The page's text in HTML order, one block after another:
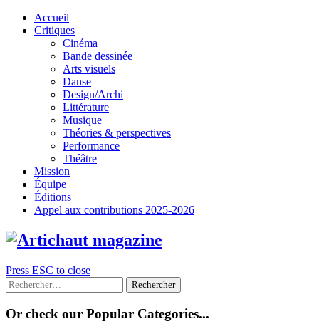
Skip
Accueil
Critiques
Cinéma
Bande dessinée
Arts visuels
Danse
Design/Archi
Littérature
Musique
Théories & perspectives
Performance
Théâtre
Mission
Équipe
Éditions
Appel aux contributions 2025-2026
Press ESC to close
Rechercher :
Or check our Popular Categories...